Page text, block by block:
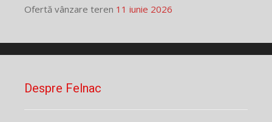
Ofertă vânzare teren 11 iunie 2026
Despre Felnac